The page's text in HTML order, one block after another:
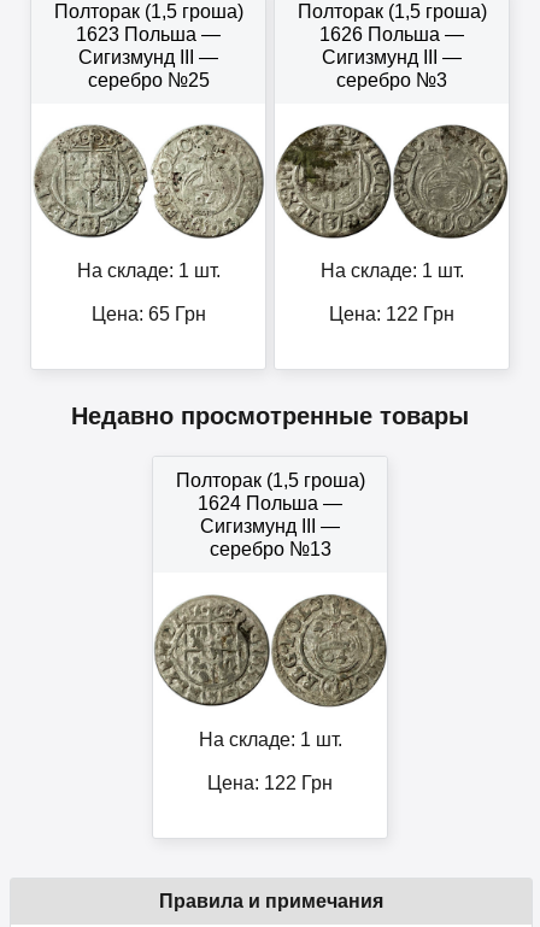
Полторак (1,5 гроша)
1623 Польша —
Сигизмунд III —
серебро №25
На складе: 1 шт.
Цена: 65Грн
Полторак (1,5 гроша)
1626 Польша —
Сигизмунд III —
серебро №3
На складе: 1 шт.
Цена: 122 Грн
Недавно просмотренные товары
Полторак (1,5 гроша)
1624 Польша —
Сигизмунд III —
серебро №13
На складе: 1 шт.
Цена: 122 Грн
Правила и примечания